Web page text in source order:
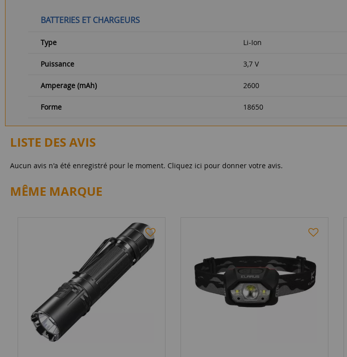
BATTERIES ET CHARGEURS
Type Li-Ion
Puissance 3,7 V
Amperage (mAh) 2600
Forme 18650
LISTE DES AVIS
Aucun avis n'a été enregistré pour le moment. Cliquez ici pour donner votre avis.
MÊME MARQUE